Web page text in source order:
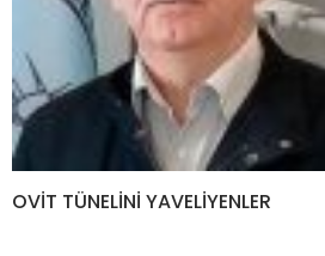
OVİT TÜNELİNİ YAVELİYENLER